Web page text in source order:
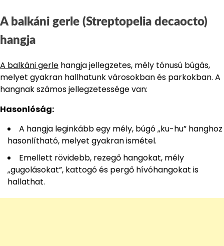
A balkáni gerle (Streptopelia decaocto)
hangja
A balkáni gerle hangja jellegzetes, mély tónusú búgás,
melyet gyakran hallhatunk városokban és parkokban. A
hangnak számos jellegzetessége van:
Hasonlóság:
A hangja leginkább egy mély, búgó „ku-hu” hanghoz
hasonlítható, melyet gyakran ismétel.
Emellett rövidebb, rezegő hangokat, mély
„gugolásokat”, kattogó és pergő hívóhangokat is
hallathat.